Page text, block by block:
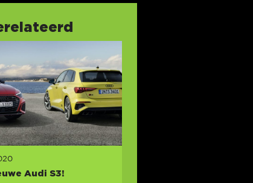
Audi S3!